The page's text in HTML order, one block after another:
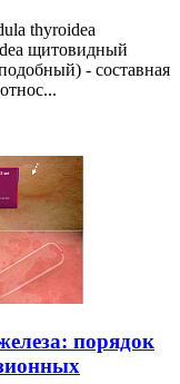
thyroidea
щитовидный
- составная
порядок